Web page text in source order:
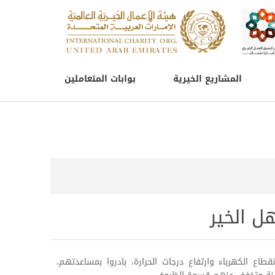
المشاريع الخيرية
الخير
وارتفاع درجات الحرارة، بادروا بمساعدتهم،